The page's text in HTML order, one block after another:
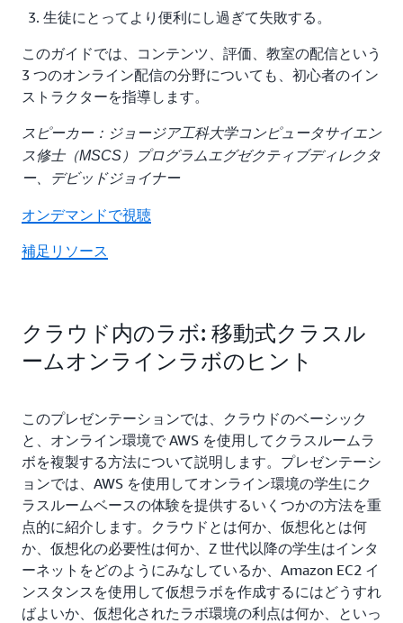
生徒にとってより便利にし過ぎて失敗する。
このガイドでは、コンテンツ、評価、教室の配信という
3 つのオンライン配信の分野についても、初心者のイン
ストラクターを指導します。
スピーカー：ジョージア工科大学コンピュータサイエン
ス修士（MSCS）プログラムエグゼクティブディレクタ
ー、デビッドジョイナー
オンデマンドで視聴
補足リソース
クラウド内のラボ: 移動式クラスル
ームオンラインラボのヒント
このプレゼンテーションでは、クラウドのベーシック
と、オンライン環境で AWS を使用してクラスルームラ
ボを複製する方法について説明します。プレゼンテーシ
ョンでは、AWS を使用してオンライン環境の学生にク
ラスルームベースの体験を提供するいくつかの方法を重
点的に紹介します。クラウドとは何か、仮想化とは何
か、仮想化の必要性は何か、Z 世代以降の学生はインタ
ーネットをどのようにみなしているか、Amazon EC2 イ
ンスタンスを使用して仮想ラボを作成するにはどうすれ
ばよいか、仮想化されたラボ環境の利点は何か、といっ